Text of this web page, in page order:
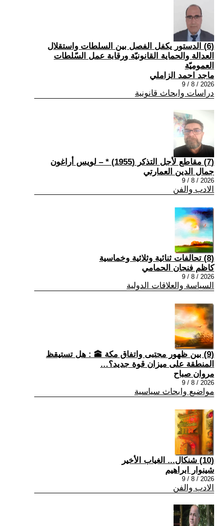
(6) الدستور يكفل الفصل بين السلطات واستقلال
العدالة والحماية القانونيّة ورقابة عمل السّلطات
العموميّة
ماجد احمد الزاملي
2026 / 8 / 9
دراسات وابحاث قانونية
(7) مقاطع لأجل التذكر (1955) * – لويس أراغون
جمال الدين العمارتي
2026 / 8 / 9
الادب والفن
(8) تحالفات ثنائية وثلاثية وخماسية
كاظم فنجان الحمامي
2026 / 8 / 9
السياسة والعلاقات الدولية
(9) بين ظهور مجتبى واتفاق مكة 🕋 : هل تستيقظ
المنطقة على ميزان قوة جديد؟…
مروان صباح
2026 / 8 / 9
مواضيع وابحاث سياسية
(10) شنكال... الغياب الأخير
شينوار ابراهيم
2026 / 8 / 9
الادب والفن